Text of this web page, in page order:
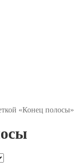
«Конец полосы»